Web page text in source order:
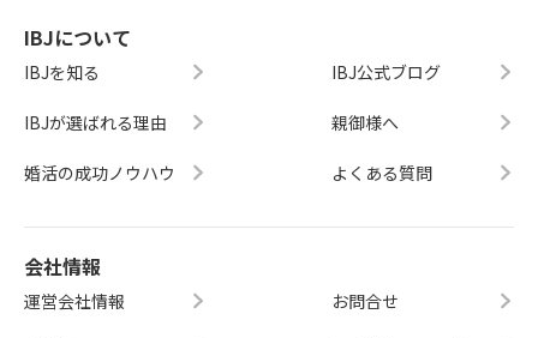
IBJについて
IBJを知る
IBJが選ばれる理由
婚活の成功ノウハウ
IBJ公式ブログ
親御様へ
よくある質問
会社情報
運営会社情報 お問合せ